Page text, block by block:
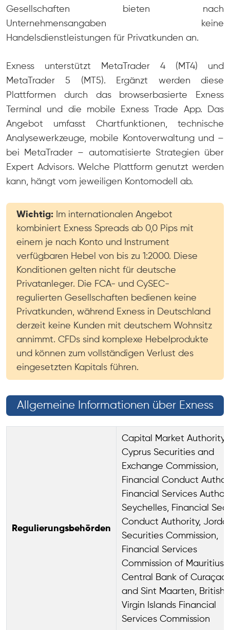
Gesellschaften bieten nach
Unternehmensangaben keine
Handelsdienstleistungen für Privatkunden an.
Exness unterstützt MetaTrader 4 (MT4) und
MetaTrader 5 (MT5). Ergänzt werden diese
Plattformen durch das browserbasierte Exness
Terminal und die mobile Exness Trade App. Das
Angebot umfasst Chartfunktionen, technische
Analysewerkzeuge, mobile Kontoverwaltung und –
bei MetaTrader – automatisierte Strategien über
Expert Advisors. Welche Plattform genutzt werden
kann, hängt vom jeweiligen Kontomodell ab.
Wichtig: Im internationalen Angebot
kombiniert Exness Spreads ab 0,0 Pips mit
einem je nach Konto und Instrument
verfügbaren Hebel von bis zu 1:2000. Diese
Konditionen gelten nicht für deutsche
Privatanleger. Die FCA- und CySEC-
regulierten Gesellschaften bedienen keine
Privatkunden, während Exness in Deutschland
derzeit keine Kunden mit deutschem Wohnsitz
annimmt. CFDs sind komplexe Hebelprodukte
und können zum vollständigen Verlust des
eingesetzten Kapitals führen.
Allgemeine Informationen über Exness
Regulierungsbehörden
Capital Market Authority,
Cyprus Securities and
Exchange Commission,
Financial Conduct
Financial Services
Seychelles, Financial
Conduct Authority,
Securities Commission,
Financial Services
Commission of Mauritius,
Central Bank of Curaçao
and Sint Maarten, British
Virgin Islands Financial
Services Commission